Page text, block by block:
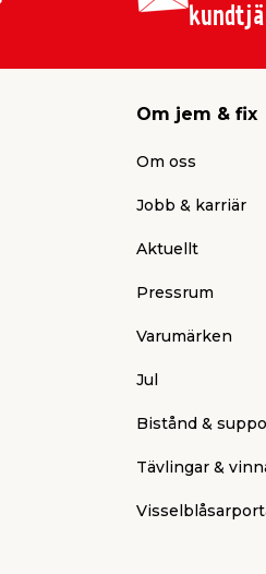
Om jem & fix
Om oss
Jobb & karriär
Aktuellt
Pressrum
Varumärken
Jul
Bistånd &
Tävlingar &